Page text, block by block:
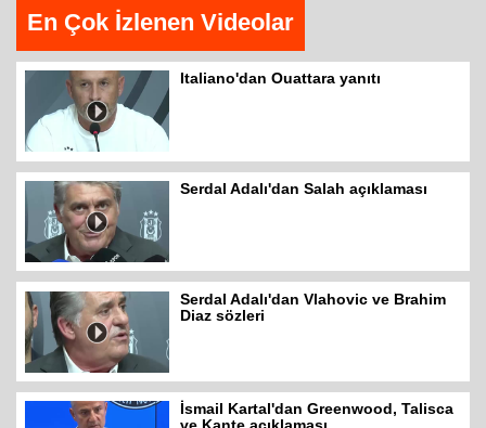
En Çok İzlenen Videolar
Italiano'dan Ouattara yanıtı
Serdal Adalı'dan Salah açıklaması
Serdal Adalı'dan Vlahovic ve Brahim
Diaz sözleri
İsmail Kartal'dan Greenwood, Talisca